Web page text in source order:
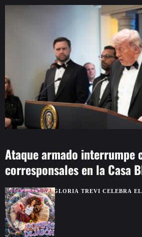
Ataque armado interrumpe
corresponsales en la Casa
WashingtonGLORIA TREVI CELEBRA EL
VIDEO DE “POMPAS DE